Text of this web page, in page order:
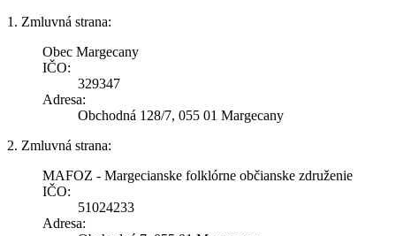
1. Zmluvná strana:
Obec Margecany
IČO:
329347
Adresa:
Obchodná 128/7, 055 01 Margecany
2. Zmluvná strana:
MAFOZ - Margecianske folklórne občianske združenie
IČO:
51024233
Adresa: